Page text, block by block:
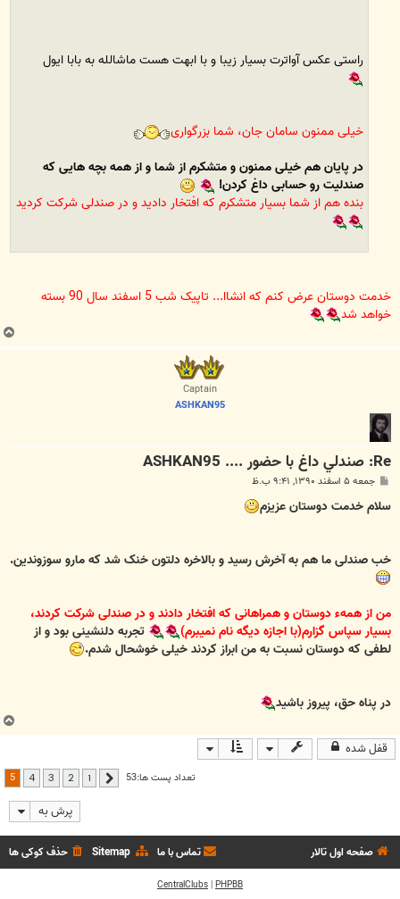
راستی عکس آواترت بسیار زیبا و با ابهت هست ماشالله به بابا ایول
خیلی ممنون سامان جان، شما بزرگواری
در پایان هم خیلی ممنون و متشکرم از شما و از همه بچه هایی که
صندلیت رو حسابی داغ کردن!
بنده هم از شما بسیار متشکرم که افتخار دادید و در صندلی شرکت کردید
خدمت دوستان عرض کنم که انشاا... تاپیک شب 5 اسفند سال 90 بسته
خواهد شد
Captain
ASHKAN95
Re: صندلي داغ با حضور .... ASHKAN95
ت
جمعه ۵ اسفند ۱۳۹۰, ۹:۴۱ ب.ظ
سلام خدمت دوستان عزیزم
خب صندلی ما هم به آخرش رسید و بالاخره دلتون خنک شد که مارو سوزوندین.
من از همهء دوستان و همراهانی که افتخار دادند و در صندلی شرکت کردند،
بسیار سپاس گزارم(با اجازه دیگه نام نمیبرم)
تجربه دلنشینی بود و از
لطفی که دوستان نسبت به من ابراز کردند خیلی خوشحال شدم.
در پناه حق، پیروز باشید
قفل شده
تعداد پست ها:53 قبلی 1
2
3
4
5
پرش به
صفحه اول تالار حذف کوکی ها Sitemap تماس با ما
PHPBB
|
CentralClubs